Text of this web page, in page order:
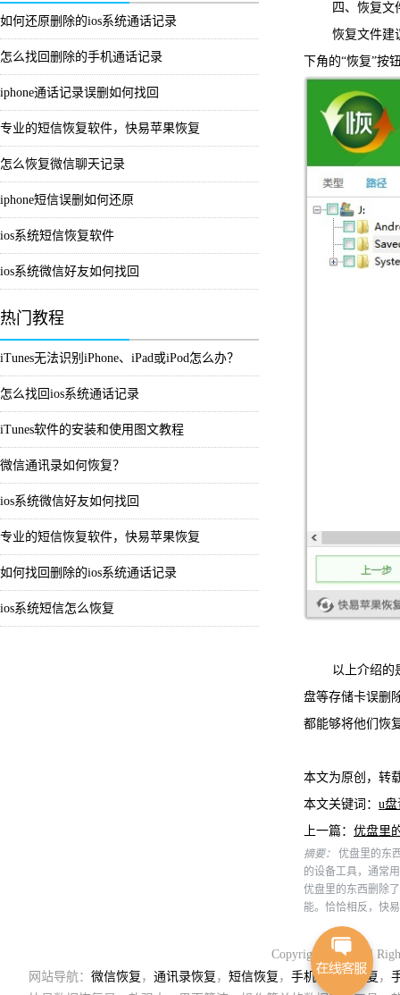
如何还原删除的ios系统通话记录
怎么找回删除的手机通话记录
iphone通话记录误删如何找回
专业的短信恢复软件，快易苹果恢复
怎么恢复微信聊天记录
iphone短信误删如何还原
ios系统短信恢复软件
ios系统微信好友如何找回
热门教程
iTunes无法识别iPhone、iPad或iPod怎么办？
怎么找回ios系统通话记录
iTunes软件的安装和使用图文教程
微信通讯录如何恢复？
ios系统微信好友如何找回
专业的短信恢复软件，快易苹果恢复
如何找回删除的ios系统通话记录
ios系统短信怎么恢复
四、恢复文
恢复文件建议
下角的“恢复”按
以上介绍的是
盘等存储卡误删
都能够将他们恢
本文为原创，转
本文关键词： u
上一篇： 优盘里
摘要：
优盘里的东
的设备工具，通常
优盘里的东西删除
能。恰恰相反，快
Copyright 2018. All
网站导航： 微信恢复 ， 通讯录恢复 ， 短信恢复 ， 手机通讯录恢复 ，